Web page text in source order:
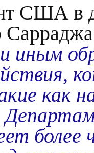
США в
иным
как
более